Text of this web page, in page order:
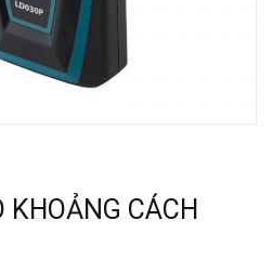
CÁCH